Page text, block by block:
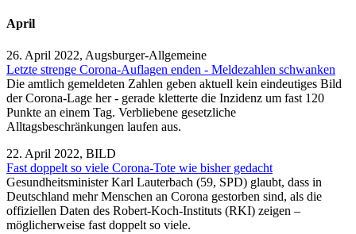
April
26. April 2022, Augsburger-Allgemeine
Letzte strenge Corona-Auflagen enden - Meldezahlen schwanken
Die amtlich gemeldeten Zahlen geben aktuell kein eindeutiges Bild
der Corona-Lage her - gerade kletterte die Inzidenz um fast 120
Punkte an einem Tag. Verbliebene gesetzliche
Alltagsbeschränkungen laufen aus.
22. April 2022, BILD
Fast doppelt so viele Corona-Tote wie bisher gedacht
Gesundheitsminister Karl Lauterbach (59, SPD) glaubt, dass in
Deutschland mehr Menschen an Corona gestorben sind, als die
offiziellen Daten des Robert-Koch-Instituts (RKI) zeigen –
möglicherweise fast doppelt so viele.